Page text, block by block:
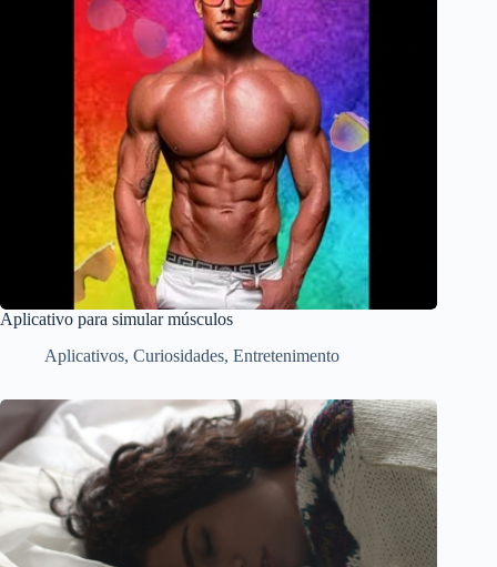
Aplicativo para simular músculos
Aplicativos, Curiosidades, Entretenimento